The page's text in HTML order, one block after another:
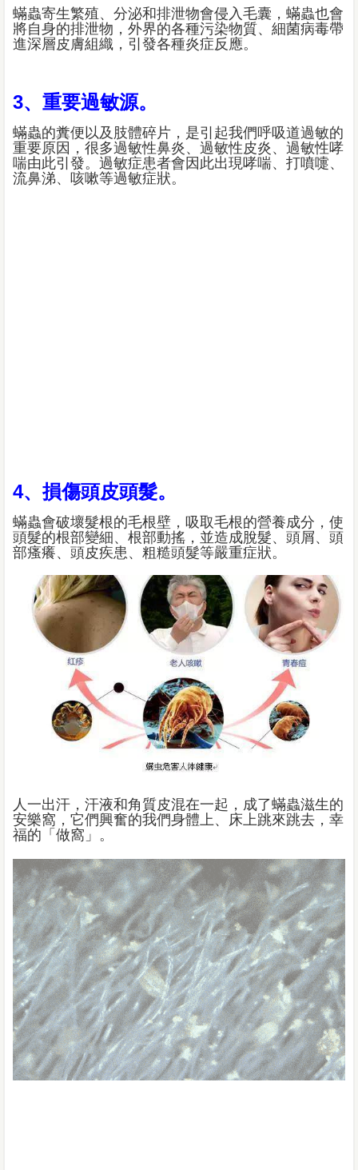
蟎蟲寄生繁殖、分泌和排泄物會侵入毛囊，蟎蟲也會
將自身的排泄物，外界的各種污染物質、細菌病毒帶
進深層皮膚組織，引發各種炎症反應。
3、重要過敏源。
蟎蟲的糞便以及肢體碎片，是引起我們呼吸道過敏的
重要原因，很多過敏性鼻炎、過敏性皮炎、過敏性哮
喘由此引發。過敏症患者會因此出現哮喘、打噴嚏、
流鼻涕、咳嗽等過敏症狀。
4、損傷頭皮頭髮。
蟎蟲會破壞髮根的毛根壁，吸取毛根的營養成分，使
頭髮的根部變細、根部動搖，並造成脫髮、頭屑、頭
部瘙癢、頭皮疾患、粗糙頭髮等嚴重症狀。
人一出汗，汗液和角質皮混在一起，成了蟎蟲滋生的
安樂窩，它們興奮的我們身體上、床上跳來跳去，幸
福的「做窩」。